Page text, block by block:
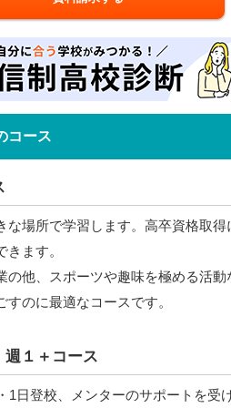
コース
な場所で学習します。高卒資格取
きます。
の他、スポーツや趣味を極める活
すのに最適なコースです。
週１＋コース
1日登校、メンターのサポートを